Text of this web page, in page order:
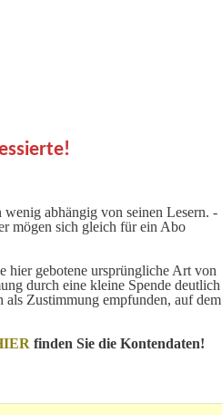
wenig abhängig von seinen Lesern. -
mögen sich gleich für ein Abo
hier gebotene ursprüngliche Art von
durch eine kleine Spende deutlich
Zustimmung empfunden, auf dem
finden Sie die Kontendaten!